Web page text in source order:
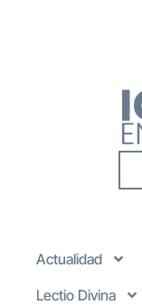
Actualidad
Lectio Divina